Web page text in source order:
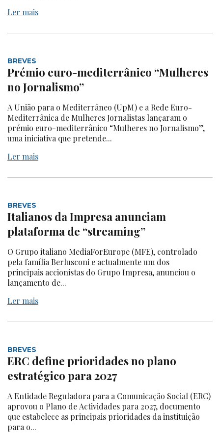
Ler mais
BREVES
Prémio euro-mediterrânico “Mulheres
no Jornalismo”
A União para o Mediterrâneo (UpM) e a Rede Euro-
Mediterrânica de Mulheres Jornalistas lançaram o
prémio euro-mediterrânico “Mulheres no Jornalismo”,
uma iniciativa que pretende...
Ler mais
BREVES
Italianos da Impresa anunciam
plataforma de “streaming”
O Grupo italiano MediaForEurope (MFE), controlado
pela família Berlusconi e actualmente um dos
principais accionistas do Grupo Impresa, anunciou o
lançamento de...
Ler mais
BREVES
ERC define prioridades no plano
estratégico para 2027
A Entidade Reguladora para a Comunicação Social (ERC)
aprovou o Plano de Actividades para 2027, documento
que estabelece as principais prioridades da instituição
para o...